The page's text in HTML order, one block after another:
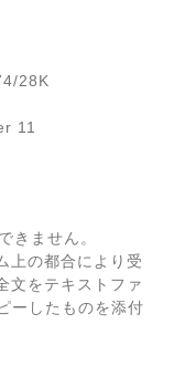
28K
11
きません。
上の都合により受
文をテキストファ
ーしたものを添付